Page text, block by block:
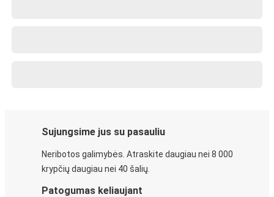
Sujungsime jus su pasauliu
Neribotos galimybės. Atraskite daugiau nei 8 000
krypčių daugiau nei 40 šalių.
Patogumas keliaujant